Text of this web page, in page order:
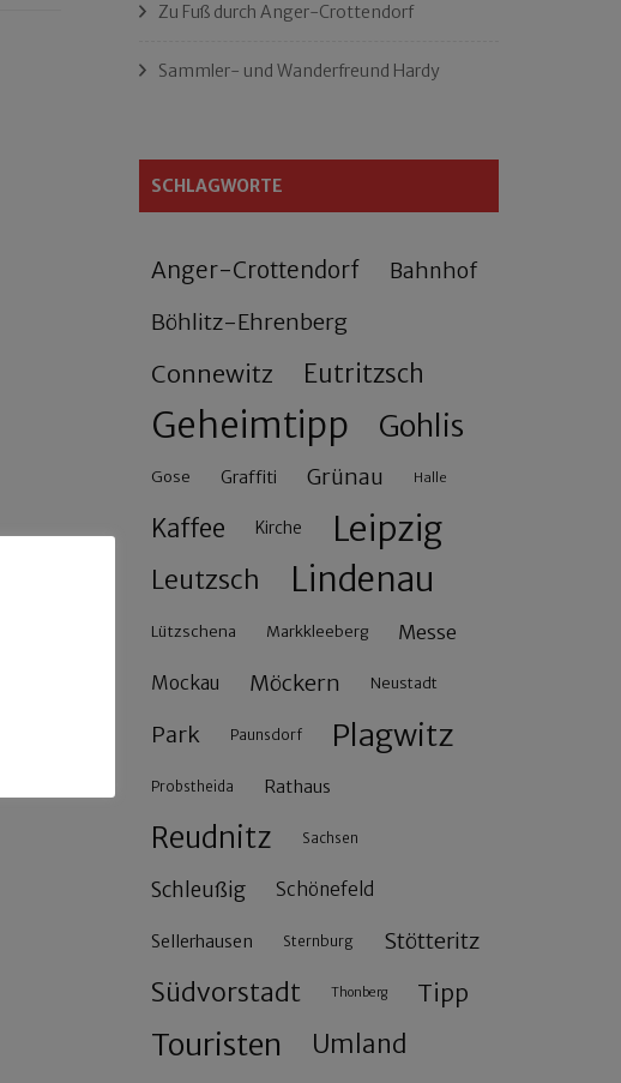
Zu Fuß durch Anger-Crottendorf
Sammler- und Wanderfreund Hardy
SCHLAGWORTE
Anger-Crottendorf Bahnhof
Böhlitz-Ehrenberg
Connewitz Eutritzsch
Geheimtipp Gohlis
Gose Graffiti Grünau Halle
Kaffee Kirche Leipzig
Leutzsch Lindenau
Lützschena Markkleeberg Messe
Mockau Möckern Neustadt
Park Paunsdorf Plagwitz
Probstheida Rathaus
Reudnitz Sachsen
Schleußig Schönefeld
Sellerhausen Sternburg Stötteritz
Südvorstadt Thonberg Tipp
Touristen Umland